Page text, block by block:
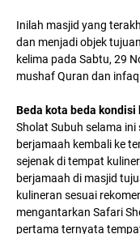
Inilah masjid yang
dan menjadi objek
kelima pada Sabtu, 29
mushaf Quran dan
Beda kota beda kondisi
Sholat Subuh selama
berjamaah kembali ke
sejenak di tempat
berjamaah di masjid
kulineran sesuai
mengantarkan Safari
pertama ternyata